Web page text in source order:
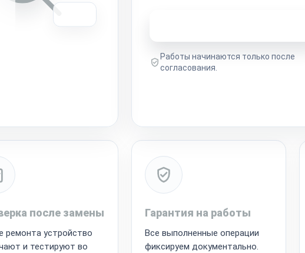
Работы начинаются только после
согласования.
после замены
ремонта устройство
и тестируют во
Гарантия на работы
Все выполненные операции
фиксируем документально.